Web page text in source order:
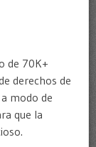
de 70K+
derechos de
modo de
que la